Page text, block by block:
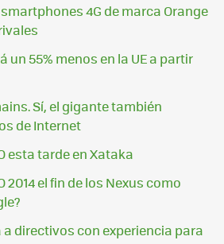
4G de marca Orange
un 55% menos en la UE a partir
Sí, el gigante también
de Internet
esta tarde en Xataka
2014 el fin de los Nexus como
directivos con experiencia para